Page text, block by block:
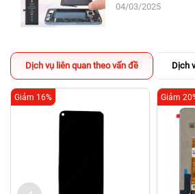
04/03/2025
Dịch vụ liên quan theo vấn đề Dịch
Giảm 16% Giảm